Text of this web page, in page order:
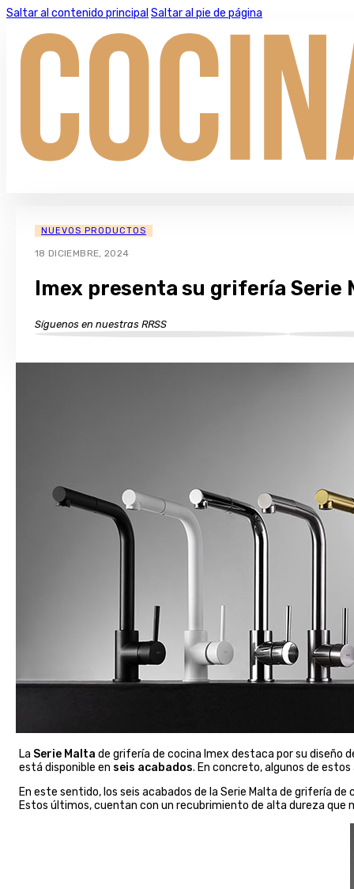
Saltar al contenido principal Saltar al pie de página
NUEVOS PRODUCTOS
18 DICIEMBRE, 2024
Imex presenta su grifería Serie
Síguenos en nuestras RRSS
La Serie Malta de grifería de cocina Imex destaca por su diseño
está disponible en seis acabados. En concreto, algunos de
En este sentido, los seis acabados de la Serie Malta de grifería de
Estos últimos, cuentan con un recubrimiento de alta dureza que